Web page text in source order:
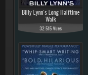
Billy Lynn’s Long Halftime
Walk
32 515 Vues